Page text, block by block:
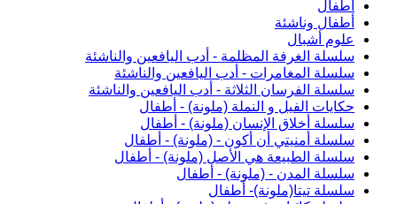
أطفال
أطفال وناشئة
علوم أشبال
سلسلة الغرفة المظلمة - أدب اليافعين والناشئة
سلسلة المغامرات - أدب اليافعين والناشئة
سلسلة الفرسان الثلاثة - أدب اليافعين والناشئة
حكايات الفيل و النملة (ملونة) - أطفال
سلسلة أخلاق الإنسان (ملونة) - أطفال
سلسلة أمنيتي أن أكون - (ملونة) - أطفال
سلسلة الطبيعة هي الأصل (ملونة) - أطفال
سلسلة المدن - (ملونة) - أطفال
سلسلة تيتا(ملونة)- أطفال